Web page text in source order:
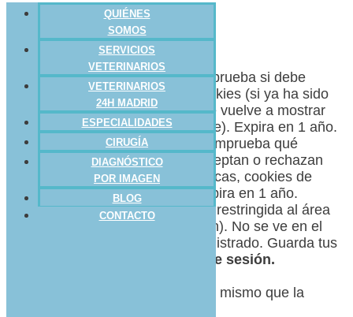
QUIÉNES
SOMOS
SERVICIOS
VETERINARIOS
VETERINARIOS
24H MADRID
ESPECIALIDADES
CIRUGÍA
DIAGNÓSTICO
POR IMAGEN
BLOG
CONTACTO
6. Cookies usadas
Cookies técnicas funcionales
moove_gdpr_popup: Comprueba si debe
mostrar o no el aviso de cookies (si ya ha sido
aceptado o rechazado no se vuelve a mostrar
mientras persista esta cookie). Expira en 1 año.
cpnb_cookiesSettings
: Comprueba qué
categorías de cookies se aceptan o rechazan
(por ejemplo, cookies analíticas, cookies de
publicidad dirigida, etc.). Expira en 1 año.
wordpress_[hash]:Cookie restringida al área
de administración (wp-admin). No se ve en el
frontend incluso estando registrado. Guarda tus
Técnica de sesión.
Lo mismo que la